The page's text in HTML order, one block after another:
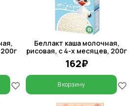
Беллакт каша молочная,
рисовая, с 4-х месяцев, 200г
162₽
В корзину